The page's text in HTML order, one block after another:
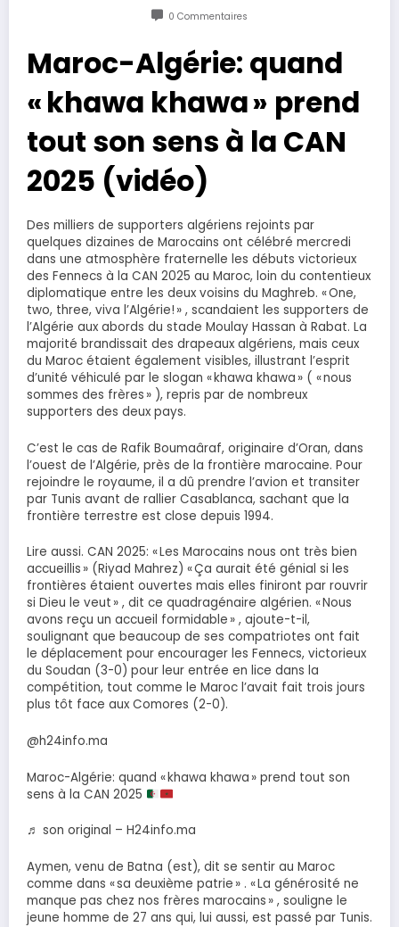
0 Commentaires
Maroc-Algérie: quand
« khawa khawa » prend
tout son sens à la CAN
2025 (vidéo)
Des milliers de supporters algériens rejoints par
quelques dizaines de Marocains ont célébré mercredi
dans une atmosphère fraternelle les débuts victorieux
des Fennecs à la CAN 2025 au Maroc, loin du contentieux
diplomatique entre les deux voisins du Maghreb. « One,
two, three, viva l’Algérie! » , scandaient les supporters de
l’Algérie aux abords du stade Moulay Hassan à Rabat. La
majorité brandissait des drapeaux algériens, mais ceux
du Maroc étaient également visibles, illustrant l’esprit
d’unité véhiculé par le slogan « khawa khawa » ( « nous
sommes des frères » ), repris par de nombreux
supporters des deux pays.
C’est le cas de Rafik Boumaâraf, originaire d’Oran, dans
l’ouest de l’Algérie, près de la frontière marocaine. Pour
rejoindre le royaume, il a dû prendre l’avion et transiter
par Tunis avant de rallier Casablanca, sachant que la
frontière terrestre est close depuis 1994.
Lire aussi. CAN 2025: « Les Marocains nous ont très bien
accueillis » (Riyad Mahrez) « Ça aurait été génial si les
frontières étaient ouvertes mais elles finiront par rouvrir
si Dieu le veut » , dit ce quadragénaire algérien. « Nous
avons reçu un accueil formidable » , ajoute-t-il,
soulignant que beaucoup de ses compatriotes ont fait
le déplacement pour encourager les Fennecs, victorieux
du Soudan (3-0) pour leur entrée en lice dans la
compétition, tout comme le Maroc l’avait fait trois jours
plus tôt face aux Comores (2-0).
@h24info.ma
Maroc-Algérie: quand « khawa khawa » prend tout son
sens à la CAN 2025
♬ son original – H24info.ma
Aymen, venu de Batna (est), dit se sentir au Maroc
comme dans « sa deuxième patrie » . « La générosité ne
manque pas chez nos frères marocains » , souligne le
jeune homme de 27 ans qui, lui aussi, est passé par Tunis.